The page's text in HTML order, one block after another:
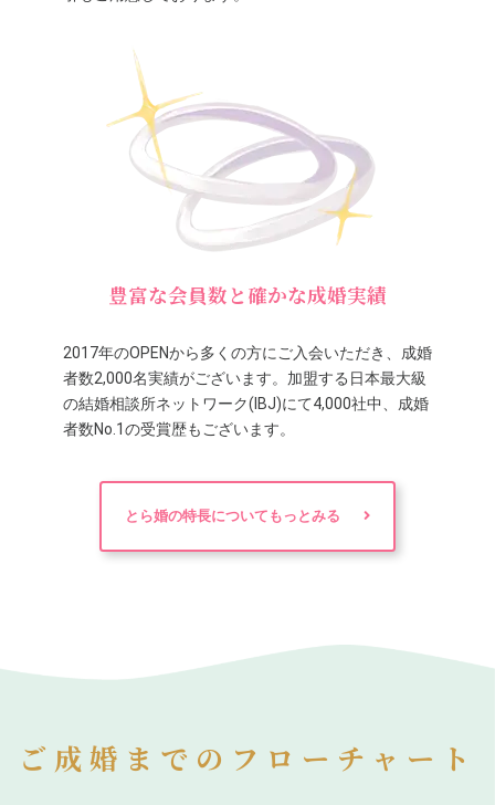
豊富な会員数と確かな成婚実績
2017年のOPENから多くの方にご入会いただき、成婚
者数2,000名実績がございます。加盟する日本最大級
の結婚相談所ネットワーク(IBJ)にて4,000社中、成婚
者数No.1の受賞歴もございます。
とら婚の特長についてもっとみる
ご成婚までのフローチャート